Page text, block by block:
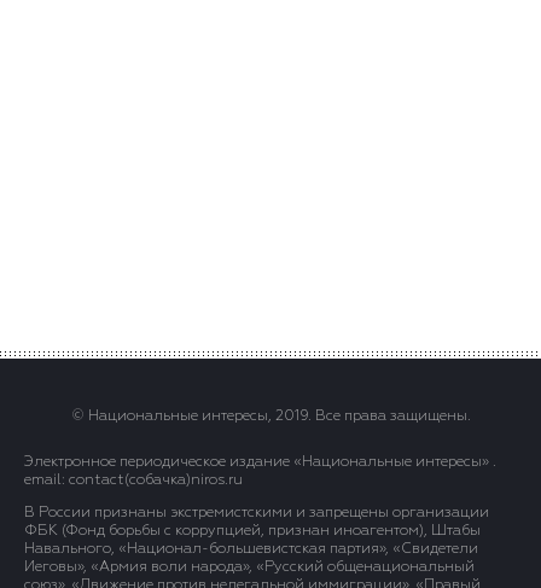
© Национальные интересы, 2019. Все права защищены.
Электронное периодическое издание «Национальные интересы» .
email: contact(сoбaчка)niros.ru
В России признаны экстремистскими и запрещены организации
ФБК (Фонд борьбы с коррупцией, признан иноагентом), Штабы
Навального, «Национал-большевистская партия», «Свидетели
Иеговы», «Армия воли народа», «Русский общенациональный